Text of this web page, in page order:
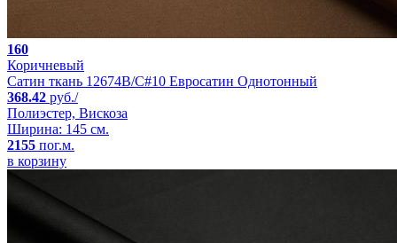
160
Коричневый
Сатин ткань 12674B/C#10 Евросатин Однотонный
368.42 руб./
Полиэстер, Вискоза
Ширина: 145 см.
2155 пог.м.
в корзину